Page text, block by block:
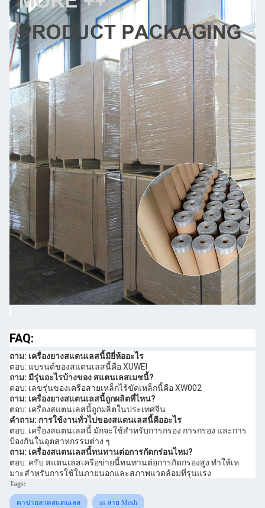
FAQ:
ถาม: เครื่องยางสแตนเลสนี้มียี่ห้ออะไร
ตอบ: แบรนด์ของสแตนเลสนี้คือ XUWEI
ถาม: มีรุ่นอะไรบ้างของ สแตนเลสเมชนี้?
ตอบ: เลขรุ่นของเครือสายเหล็กไร้ขัดเหล็กนี้คือ XW002
ถาม: เครื่องยางสแตนเลสนี้ถูกผลิตที่ไหน?
ตอบ: เครื่องสแตนเลสนี้ถูกผลิตในประเทศจีน
คําถาม: การใช้งานทั่วไปของสแตนเลสนี้คืออะไร
ตอบ: เครื่องสแตนเลสนี้ มักจะใช้สําหรับการกรอง การกรอง และการ
ป้องกันในอุตสาหกรรมต่าง ๆ
ถาม: เครื่องสแตนเลสนี้ทนทานต่อการกัดกร่อนไหม?
ตอบ: ครับ สแตนเลสเครือข่ายนี้ทนทานต่อการกัดกรองสูง ทําให้เห
มาะสําหรับการใช้ในภายนอกและสภาพแวดล้อมที่รุนแรง
Tags:
ตาข่ายลวดสแตนเลส ss สาย Mesh